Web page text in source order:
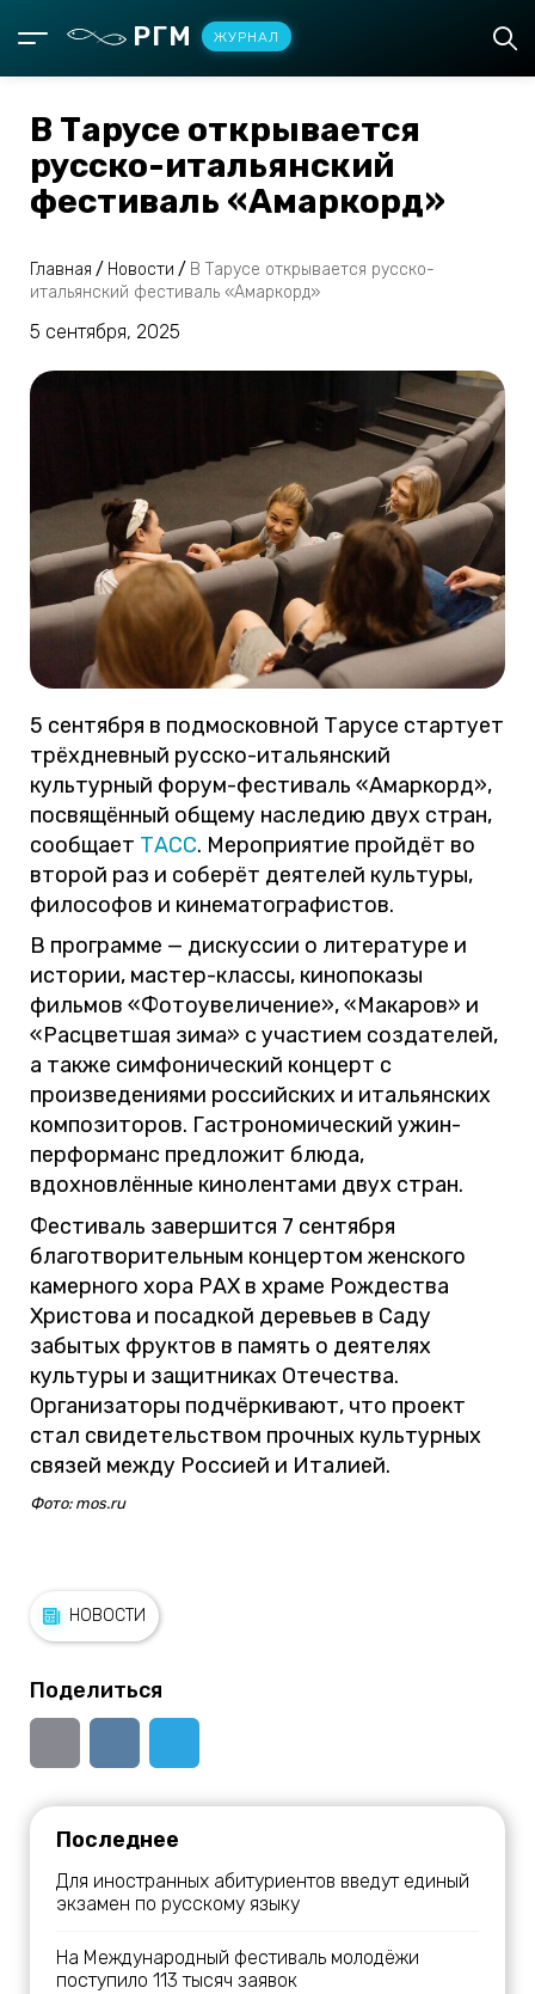
РГМ ЖУРНАЛ
В Тарусе открывается
русско-итальянский
фестиваль «Амаркорд»
Главная / Новости / В Тарусе открывается русско-
итальянский фестиваль «Амаркорд»
5 сентября, 2025
5 сентября в подмосковной Тарусе стартует
трёхдневный русско-итальянский
культурный форум-фестиваль «Амаркорд»,
посвящённый общему наследию двух стран,
сообщает ТАСС. Мероприятие пройдёт во
второй раз и соберёт деятелей культуры,
философов и кинематографистов.
В программе — дискуссии о литературе и
истории, мастер-классы, кинопоказы
фильмов «Фотоувеличение», «Макаров» и
«Расцветшая зима» с участием создателей,
а также симфонический концерт с
произведениями российских и итальянских
композиторов. Гастрономический ужин-
перформанс предложит блюда,
вдохновлённые кинолентами двух стран.
Фестиваль завершится 7 сентября
благотворительным концертом женского
камерного хора РАХ в храме Рождества
Христова и посадкой деревьев в Саду
забытых фруктов в память о деятелях
культуры и защитниках Отечества.
Организаторы подчёркивают, что проект
стал свидетельством прочных культурных
связей между Россией и Италией.
Фото: mos.ru
НОВОСТИ
Поделиться
Последнее
Для иностранных абитуриентов введут единый
экзамен по русскому языку
На Международный фестиваль молодёжи
поступило 113 тысяч заявок